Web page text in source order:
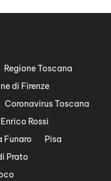
Regione Toscana
di Firenze
Coronavirus Toscana
Enrico Rossi
Funaro
Pisa
Prato